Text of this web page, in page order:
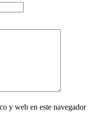
y web en este navegador